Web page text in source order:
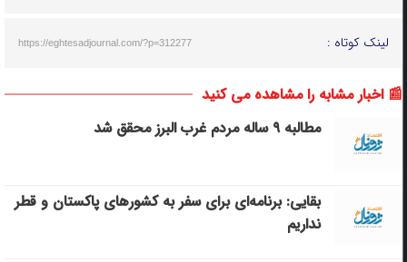
لینک کوتاه : https://eghtesadjournal.com/?p=312277
📰 اخبار مشابه را مشاهده می کنید
مطالبه ۹ ساله مردم غرب البرز محقق شد
بقایی: برنامه‌ای برای سفر به کشورهای پاکستان و قطر
نداریم